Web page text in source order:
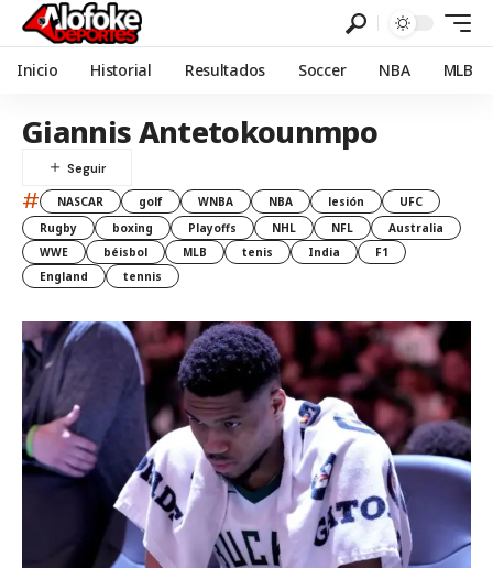
Inicio Historial Resultados Soccer NBA MLB
Giannis Antetokounmpo
# NASCAR golf WNBA NBA lesión
UFC
Rugby
boxing Playoffs NHL NFL
Australia
WWE
béisbol MLB tenis India
F1
England
tennis